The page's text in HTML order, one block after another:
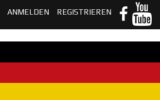
ANMELDEN REGISTRIEREN